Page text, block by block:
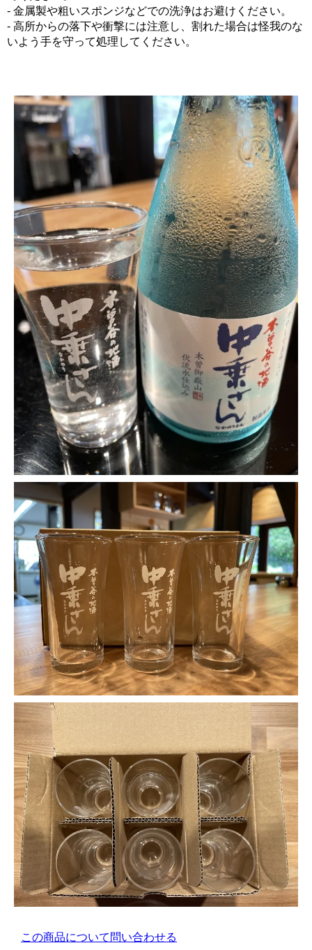
- 金属製や粗いスポンジなどでの洗浄はお避けください。
- 高所からの落下や衝撃には注意し、割れた場合は怪我のな
いよう手を守って処理してください。
この商品について問い合わせる